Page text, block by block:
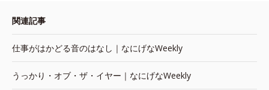
関連記事
仕事がはかどる音のはなし｜なにげなWeekly
うっかり・オブ・ザ・イヤー｜なにげなWeekly